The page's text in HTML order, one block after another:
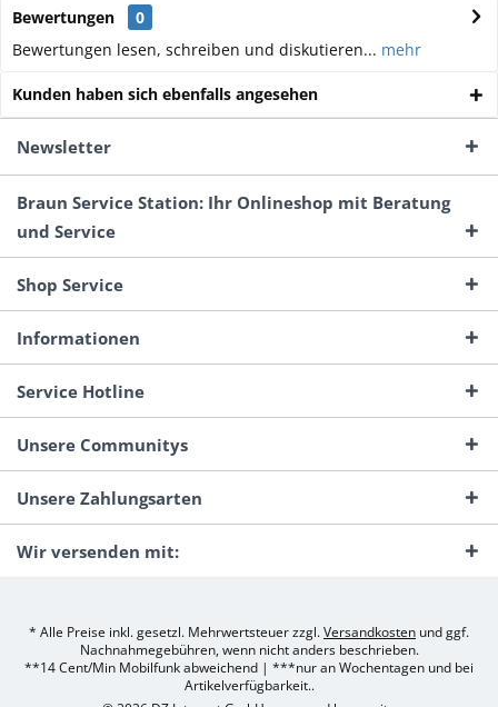
Bewertungen
0
Bewertungen lesen, schreiben und diskutieren... mehr
Kunden haben sich ebenfalls angesehen
Newsletter
Braun Service Station: Ihr Onlineshop mit Beratung
und Service
Shop Service
Informationen
Service Hotline
Unsere Communitys
Unsere Zahlungsarten
Wir versenden mit:
* Alle Preise inkl. gesetzl. Mehrwertsteuer zzgl.Versandkosten und ggf.
Nachnahmegebühren, wenn nicht anders beschrieben.
**14 Cent/Min Mobilfunk abweichend | ***nur an Wochentagen und bei
Artikelverfügbarkeit..